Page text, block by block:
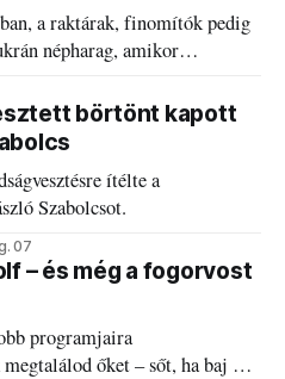
a raktárak, finomítók pedig
népharag, amikor
börtönt kapott
ítélte a
Szabolcsot.
07
– és még a fogorvost
programjaira
őket – sőt, ha baj van